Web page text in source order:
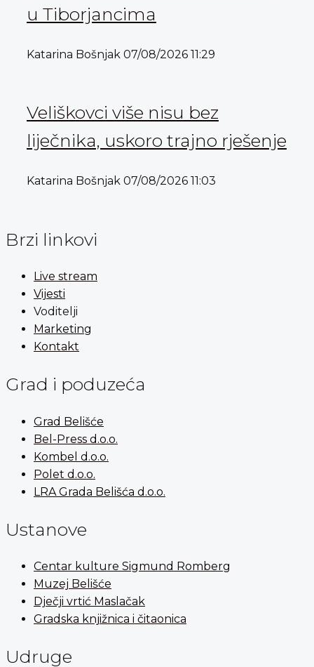
u Tiborjancima
Katarina Bošnjak 07/08/2026 11:29
Veliškovci više nisu bez
liječnika, uskoro trajno rješenje
Katarina Bošnjak 07/08/2026 11:03
Brzi linkovi
Live stream
Vijesti
Voditelji
Marketing
Kontakt
Grad i poduzeća
Grad Belišće
Bel-Press d.o.o.
Kombel d.o.o.
Polet d.o.o.
LRA Grada Belišća d.o.o.
Ustanove
Centar kulture Sigmund Romberg
Muzej Belišće
Dječji vrtić Maslačak
Gradska knjižnica i čitaonica
Udruge